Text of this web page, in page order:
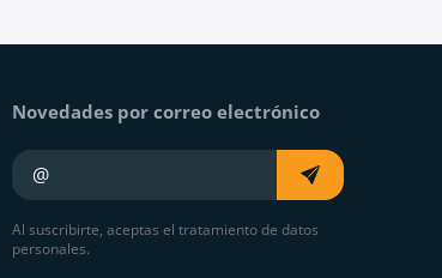
Novedades por correo electrónico
Su e-mail
Al suscribirte, aceptas el tratamiento de datos
personales.